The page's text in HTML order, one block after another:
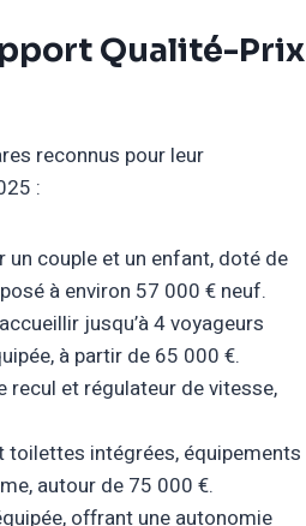
Qualité-Prix
reconnus pour leur
:
couple et un enfant, doté de
à environ 57 000 € neuf.
jusqu’à 4 voyageurs
à partir de 65 000 €.
recul et régulateur de vitesse,
toilettes intégrées, équipements
autour de 75 000 €.
offrant une autonomie